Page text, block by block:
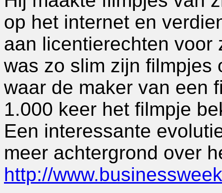
op het internet en
aan licentierechten voor
was zo slim zijn filmpjes
waar de maker van een
1.000 keer het filmpje
Een interessante
meer achtergrond over
http://